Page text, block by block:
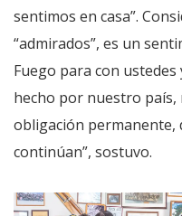
sentimos en casa”.
“admirados”, es un
Fuego para con
hecho por nuestro país,
obligación permanente,
continúan”, sostuvo.